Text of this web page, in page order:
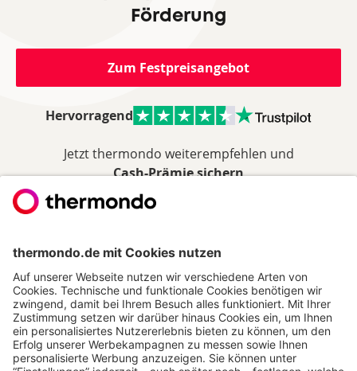
Förderung
Zum Festpreisangebot
Hervorragend
Jetzt thermondo weiterempfehlen und
Cash-Prämie sichern
THERMONDO
Unsere Leistungen
Unser Unternehmen
Presse